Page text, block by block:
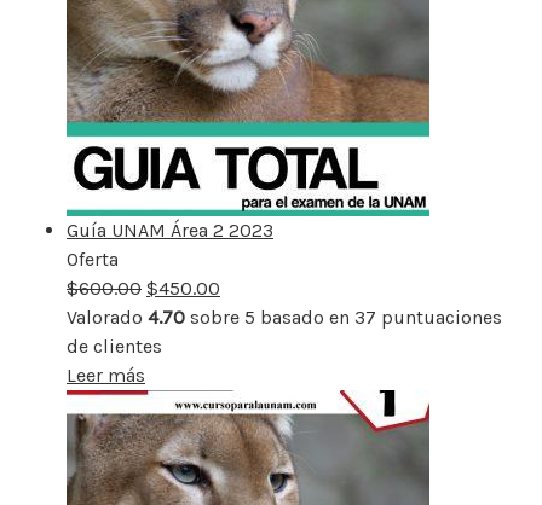
Guía UNAM Área 2 2023
Oferta
rebajado
$600.00 $450.00
Valorado 4.70 sobre 5 basado en 37 puntuaciones
de clientes
Leer más